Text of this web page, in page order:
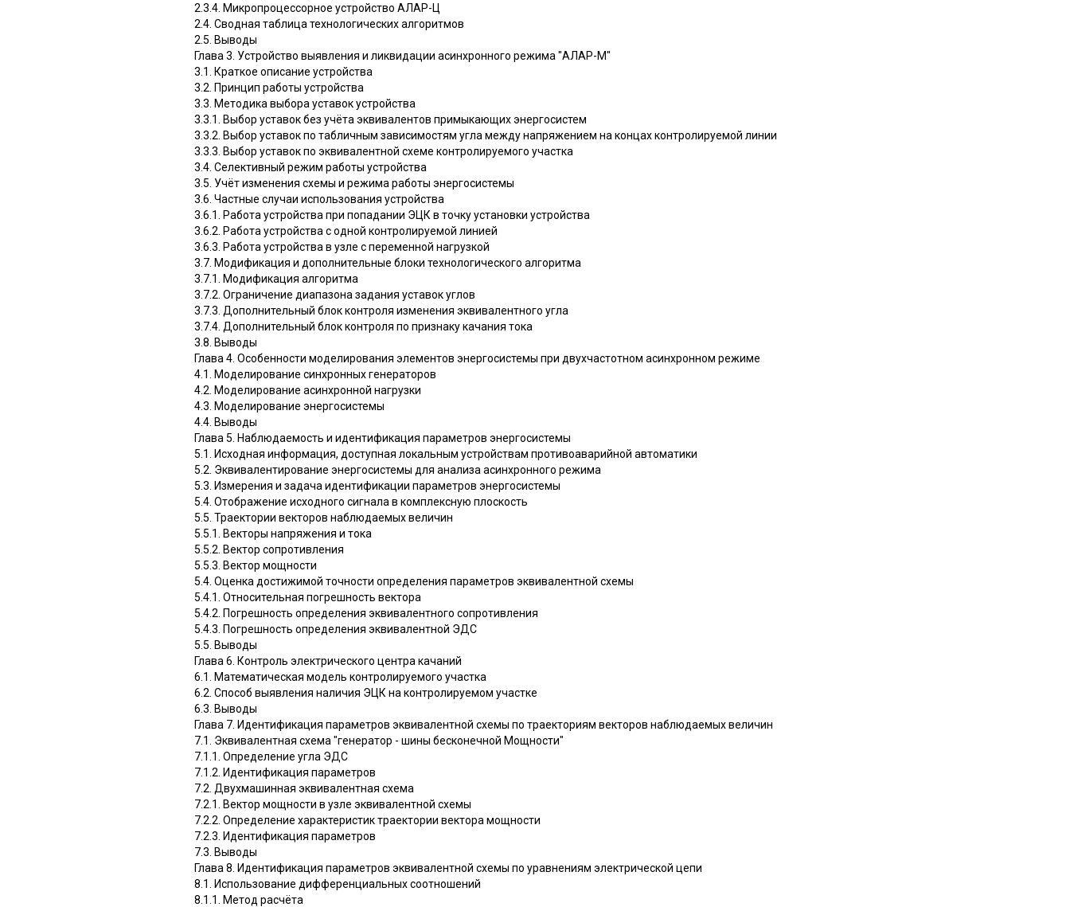
2.3.4. Микропроцессорное устройство АЛАР-Ц
2.4. Сводная таблица технологических алгоритмов
2.5. Выводы
Глава 3. Устройство выявления и ликвидации асинхронного режима "АЛАР-М"
3.1. Краткое описание устройства
3.2. Принцип работы устройства
3.3. Методика выбора уставок устройства
3.3.1. Выбор уставок без учёта эквивалентов примыкающих энергосистем
3.3.2. Выбор уставок по табличным зависимостям угла между напряжением на концах контролируемой линии
3.3.3. Выбор уставок по эквивалентной схеме контролируемого участка
3.4. Селективный режим работы устройства
3.5. Учёт изменения схемы и режима работы энергосистемы
3.6. Частные случаи использования устройства
3.6.1. Работа устройства при попадании ЭЦК в точку установки устройства
3.6.2. Работа устройства с одной контролируемой линией
3.6.3. Работа устройства в узле с переменной нагрузкой
3.7. Модификация и дополнительные блоки технологического алгоритма
3.7.1. Модификация алгоритма
3.7.2. Ограничение диапазона задания уставок углов
3.7.3. Дополнительный блок контроля изменения эквивалентного угла
3.7.4. Дополнительный блок контроля по признаку качания тока
3.8. Выводы
Глава 4. Особенности моделирования элементов энергосистемы при двухчастотном асинхронном режиме
4.1. Моделирование синхронных генераторов
4.2. Моделирование асинхронной нагрузки
4.3. Моделирование энергосистемы
4.4. Выводы
Глава 5. Наблюдаемость и идентификация параметров энергосистемы
5.1. Исходная информация, доступная локальным устройствам противоаварийной автоматики
5.2. Эквивалентирование энергосистемы для анализа асинхронного режима
5.3. Измерения и задача идентификации параметров энергосистемы
5.4. Отображение исходного сигнала в комплексную плоскость
5.5. Траектории векторов наблюдаемых величин
5.5.1. Векторы напряжения и тока
5.5.2. Вектор сопротивления
5.5.3. Вектор мощности
5.4. Оценка достижимой точности определения параметров эквивалентной схемы
5.4.1. Относительная погрешность вектора
5.4.2. Погрешность определения эквивалентного сопротивления
5.4.3. Погрешность определения эквивалентной ЭДС
5.5. Выводы
Глава 6. Контроль электрического центра качаний
6.1. Математическая модель контролируемого участка
6.2. Способ выявления наличия ЭЦК на контролируемом участке
6.3. Выводы
Глава 7. Идентификация параметров эквивалентной схемы по траекториям векторов наблюдаемых величин
7.1. Эквивалентная схема "генератор - шины бесконечной Мощности"
7.1.1. Определение угла ЭДС
7.1.2. Идентификация параметров
7.2. Двухмашинная эквивалентная схема
7.2.1. Вектор мощности в узле эквивалентной схемы
7.2.2. Определение характеристик траектории вектора мощности
7.2.3. Идентификация параметров
7.3. Выводы
Глава 8. Идентификация параметров эквивалентной схемы по уравнениям электрической цепи
8.1. Использование дифференциальных соотношений
8.1.1. Метод расчёта